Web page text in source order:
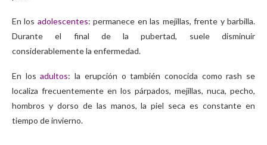
En los adolescentes: permanece en las mejillas, frente y barbilla.
Durante el final de la pubertad, suele disminuir
considerablemente la enfermedad.
En losadultos: la erupción o también conocida como rash se
localiza frecuentemente en los párpados, mejillas, nuca, pecho,
hombros y dorso de las manos, la piel seca es constante en
tiempo de invierno.